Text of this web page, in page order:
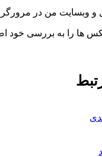
و وبسایت من در
عکس ها را به بررسی خود